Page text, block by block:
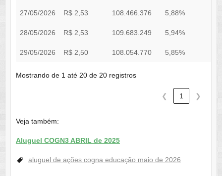
27/05/2026 R$ 2,53 108.466.376 5,88%
28/05/2026 R$ 2,53 109.683.249 5,94%
29/05/2026 R$ 2,50 108.054.770 5,85%
Mostrando de 1 até 20 de 20 registros
❮ 1 ❯
Veja também:
Aluguel COGN3 ABRIL de 2025
aluguel de ações cogna educação maio de 2026